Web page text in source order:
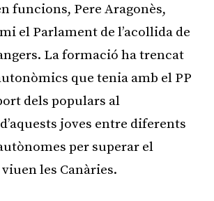
funcions, Pere Aragonès,
el Parlament de l’acollida de
La formació ha trencat
que tenia amb el PP
dels populars al
joves entre diferents
per superar el
viuen les Canàries.